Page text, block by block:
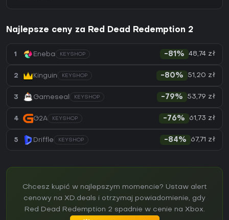
Najlepsze ceny za Red Dead Redemption 2
1 Eneba KEYSHOP -81% 48,74 zł
2 Kinguin KEYSHOP -80% 51,20 zł
3 Gameseal KEYSHOP -79% 53,79 zł
4 G2A KEYSHOP -76% 61,73 zł
5 Driffle KEYSHOP -84% 67,71 zł
Chcesz kupić w najlepszym momencie? Ustaw alert
cenowy na XD.deals i otrzymaj powiadomienie, gdy
Red Dead Redemption 2 spadnie w cenie na Xbox.